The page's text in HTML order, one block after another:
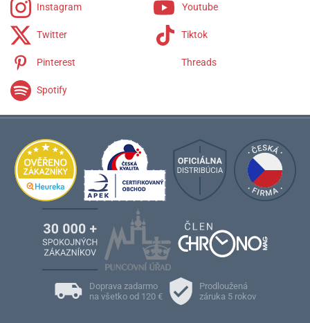
Instagram Youtube
Twitter Tiktok
Pinterest Threads
Spotify
Doprava zadarmo
na všetko od 120 €
Prodloužená
záruka 5 rokov